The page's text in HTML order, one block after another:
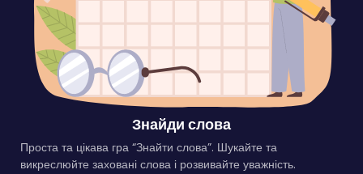
Знайди слова
Проста та цікава гра “Знайти слова”. Шукайте та
викреслюйте заховані слова і розвивайте уважність.